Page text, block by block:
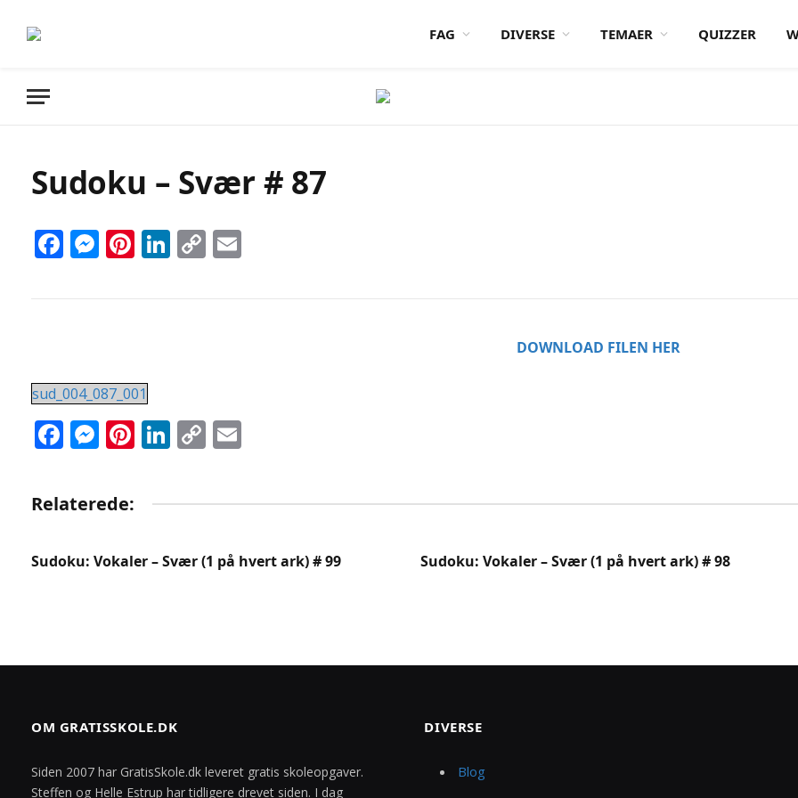
FAG DIVERSE TEMAER QUIZZER
Sudoku – Svær # 87
Facebook
Messenger
Pinterest
LinkedIn
Copy
DOWNLOAD FILEN HER
sud_004_087_001
Facebook
Messenger
Pinterest
LinkedIn
Copy
Relaterede:
Sudoku: Vokaler – Svær (1 på hvert ark) # 99 Sudoku: Vokaler – Svær (1 på hvert ark) # 98
OM GRATISSKOLE.DK
Siden 2007 har GratisSkole.dk leveret gratis skoleopgaver.
Steffen og Helle Estrup har tidligere drevet siden. I dag
DIVERSE
Blog